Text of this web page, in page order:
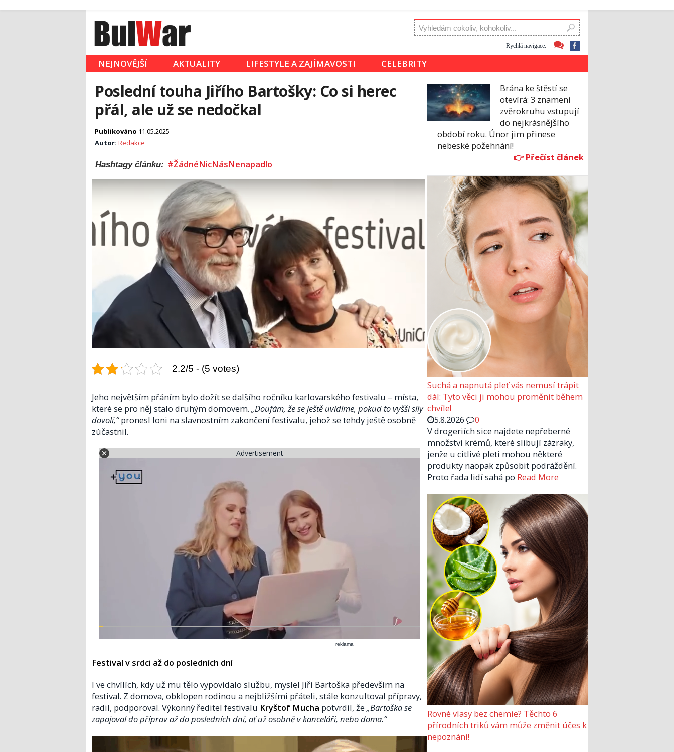
Rychlá navigace:
NEJNOVĚJŠÍ AKTUALITY LIFESTYLE A ZAJÍMAVOSTI CELEBRITY
Poslední touha Jiřího Bartošky: Co si herec
přál, ale už se nedočkal
Publikováno 11.05.2025
Autor: Redakce
Hashtagy článku: #ŽádnéNicNásNenapadlo
2.2/5 - (5 votes)
Jeho největším přáním bylo dožít se dalšího ročníku karlovarského festivalu – místa,
které se pro něj stalo druhým domovem. „Doufám, že se ještě uvidíme, pokud to vyšší síly
dovolí,“pronesl loni na slavnostním zakončení festivalu, jehož se tehdy ještě osobně
zúčastnil.
Advertisement
reklama
Festival v srdci až do posledních dní
I ve chvílích, kdy už mu tělo vypovídalo službu, myslel Jiří Bartoška především na
festival. Z domova, obklopen rodinou a nejbližšími přáteli, stále konzultoval přípravy,
radil, podporoval. Výkonný ředitel festivalu Kryštof Mucha potvrdil, že „Bartoška se
zapojoval do příprav až do posledních dní, ať už osobně v kanceláři, nebo doma.“
Brána ke štěstí se
otevírá: 3 znamení
zvěrokruhu vstupují
do nejkrásnějšího
období roku. Únor jim přinese
nebeské požehnání!
Suchá a napnutá pleť vás nemusí trápit
dál: Tyto věci ji mohou proměnit během
chvíle!
5.8.2026
0
V drogeriích sice najdete nepřeberné
množství krémů, které slibují zázraky,
jenže u citlivé pleti mohou některé
produkty naopak způsobit podráždění.
Proto řada lidí sahá po Read More
Rovné vlasy bez chemie? Těchto 6
přírodních triků vám může změnit účes k
nepoznání!